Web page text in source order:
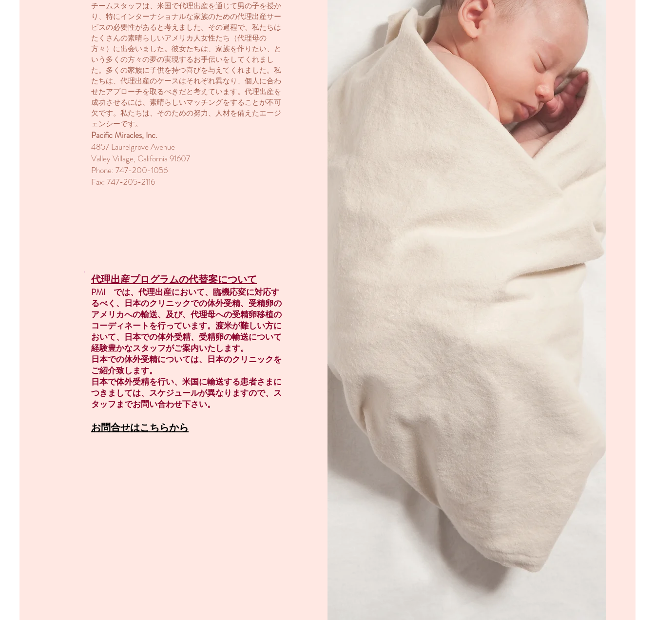
チームスタッフは、米国で代理出産を通じて男の子を授か
り、特にインターナショナルな家族のための代理出産サー
ビスの必要性があると考えました。その過程で、私たちは
たくさんの素晴らしいアメリカ人女性たち（代理母の
方々）に出会いました。彼女たちは、家族を作りたい、と
いう多くの方々の夢の実現するお手伝いをしてくれまし
た。多くの家族に子供を持つ喜びを与えてくれました。私
たちは、代理出産のケースはそれぞれ異なり、個人に合わ
せたアプローチを取るべきだと考えています。代理出産を
成功させるには、素晴らしいマッチングをすることが不可
欠です。私たちは、そのための努力、人材を備えたエージ
ェンシーです。
Pacific Miracles, Inc.
4857 Laurelgrove Avenue
Valley Village, California 91607
Phone: 747-200-1056
Fax: 747-205-2116
代理出産プログラムの代替案について
PMI では、代理出産において、臨機応変に対応す
るべく、日本のクリニックでの体外受精、受精卵の
アメリカへの輸送、及び、代理母への受精卵移植の
コーディネートを行っています。渡米が難しい方に
おいて、日本での体外受精、受精卵の輸送について
経験豊かなスタッフがご案内いたします。
日本での体外受精については、日本のクリニックを
ご紹介致します。
日本で体外受精を行い、米国に輸送する患者さまに
つきましては、スケジュールが異なりますので、ス
タッフまでお問い合わせ下さい。
お問合せはこちらから